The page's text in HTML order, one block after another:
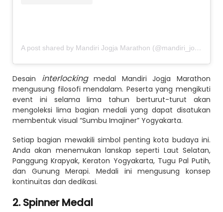
A post shared by Mandiri Jogja Marathon (@mandiri_jogmar)
Desain interlockingmedal Mandiri Jogja Marathon
mengusung filosofi mendalam. Peserta yang mengikuti
event ini selama lima tahun berturut-turut akan
mengoleksi lima bagian medali yang dapat disatukan
membentuk visual “Sumbu Imajiner” Yogyakarta.
Setiap bagian mewakili simbol penting kota budaya ini.
Anda akan menemukan lanskap seperti Laut Selatan,
Panggung Krapyak, Keraton Yogyakarta, Tugu Pal Putih,
dan Gunung Merapi. Medali ini mengusung konsep
kontinuitas dan dedikasi.
2. Spinner Medal